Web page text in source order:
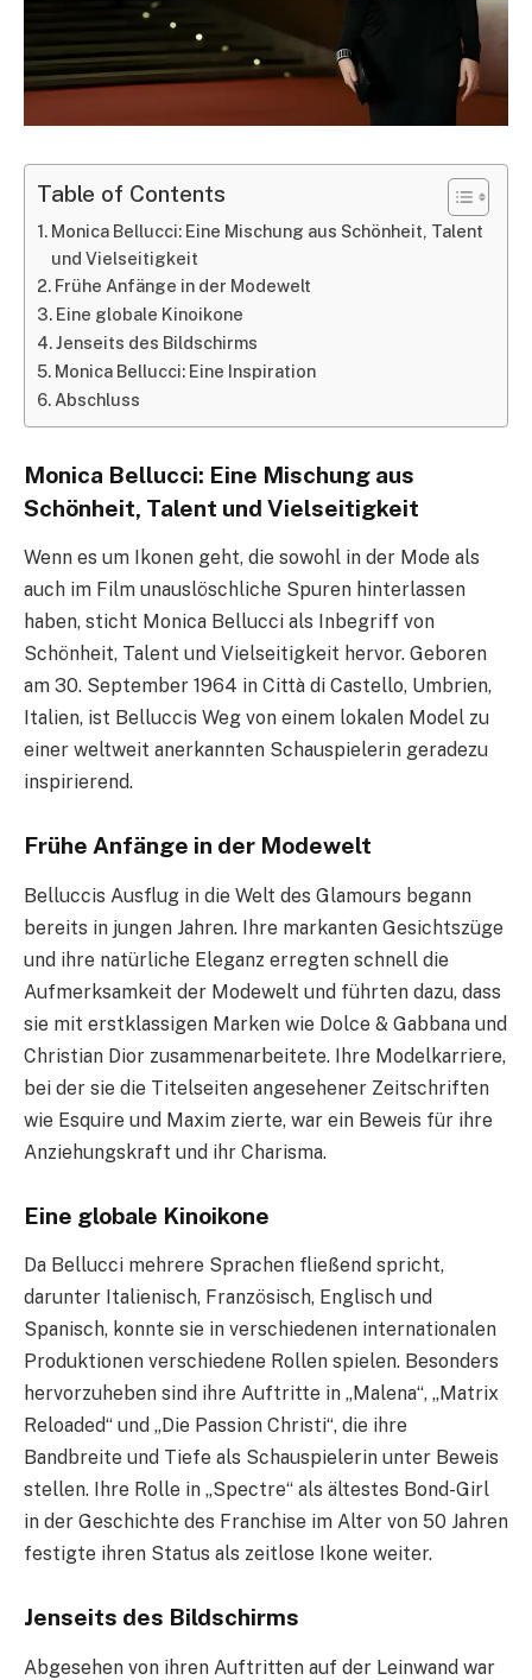
Table of Contents
Monica Bellucci: Eine Mischung aus Schönheit, Talent
und Vielseitigkeit
Frühe Anfänge in der Modewelt
Eine globale Kinoikone
Jenseits des Bildschirms
Monica Bellucci: Eine Inspiration
Abschluss
Monica Bellucci: Eine Mischung aus
Schönheit, Talent und Vielseitigkeit
Wenn es um Ikonen geht, die sowohl in der Mode als
auch im Film unauslöschliche Spuren hinterlassen
haben, sticht Monica Bellucci als Inbegriff von
Schönheit, Talent und Vielseitigkeit hervor. Geboren
am 30. September 1964 in Città di Castello, Umbrien,
Italien, ist Belluccis Weg von einem lokalen Model zu
einer weltweit anerkannten Schauspielerin geradezu
inspirierend.
Frühe Anfänge in der Modewelt
Belluccis Ausflug in die Welt des Glamours begann
bereits in jungen Jahren. Ihre markanten Gesichtszüge
und ihre natürliche Eleganz erregten schnell die
Aufmerksamkeit der Modewelt und führten dazu, dass
sie mit erstklassigen Marken wie Dolce & Gabbana und
Christian Dior zusammenarbeitete. Ihre Modelkarriere,
bei der sie die Titelseiten angesehener Zeitschriften
wie Esquire und Maxim zierte, war ein Beweis für ihre
Anziehungskraft und ihr Charisma.
Eine globale Kinoikone
Da Bellucci mehrere Sprachen fließend spricht,
darunter Italienisch, Französisch, Englisch und
Spanisch, konnte sie in verschiedenen internationalen
Produktionen verschiedene Rollen spielen. Besonders
hervorzuheben sind ihre Auftritte in „Malena“, „Matrix
Reloaded“ und „Die Passion Christi“, die ihre
Bandbreite und Tiefe als Schauspielerin unter Beweis
stellen. Ihre Rolle in „Spectre“ als ältestes Bond-Girl
in der Geschichte des Franchise im Alter von 50 Jahren
festigte ihren Status als zeitlose Ikone weiter.
Jenseits des Bildschirms
Abgesehen von ihren Auftritten auf der Leinwand war